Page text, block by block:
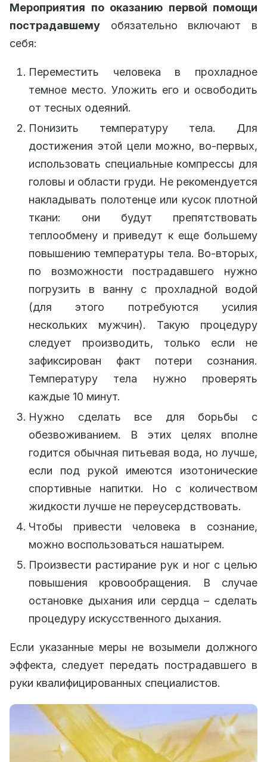
Мероприятия по оказанию первой помощи
пострадавшему обязательно включают в
себя:
Переместить человека в прохладное
темное место. Уложить его и освободить
от тесных одеяний.
Понизить температуру тела. Для
достижения этой цели можно, во-первых,
использовать специальные компрессы для
головы и области груди. Не рекомендуется
накладывать полотенце или кусок плотной
ткани: они будут препятствовать
теплообмену и приведут к еще большему
повышению температуры тела. Во-вторых,
по возможности пострадавшего нужно
погрузить в ванну с прохладной водой
(для этого потребуются усилия
нескольких мужчин). Такую процедуру
следует производить, только если не
зафиксирован факт потери сознания.
Температуру тела нужно проверять
каждые 10 минут.
Нужно сделать все для борьбы с
обезвоживанием. В этих целях вполне
годится обычная питьевая вода, но лучше,
если под рукой имеются изотонические
спортивные напитки. Но с количеством
жидкости лучше не переусердствовать.
Чтобы привести человека в сознание,
можно воспользоваться нашатырем.
Произвести растирание рук и ног с целью
повышения кровообращения. В случае
остановке дыхания или сердца – сделать
процедуру искусственного дыхания.
Если указанные меры не возымели должного
эффекта, следует передать пострадавшего в
руки квалифицированных специалистов.